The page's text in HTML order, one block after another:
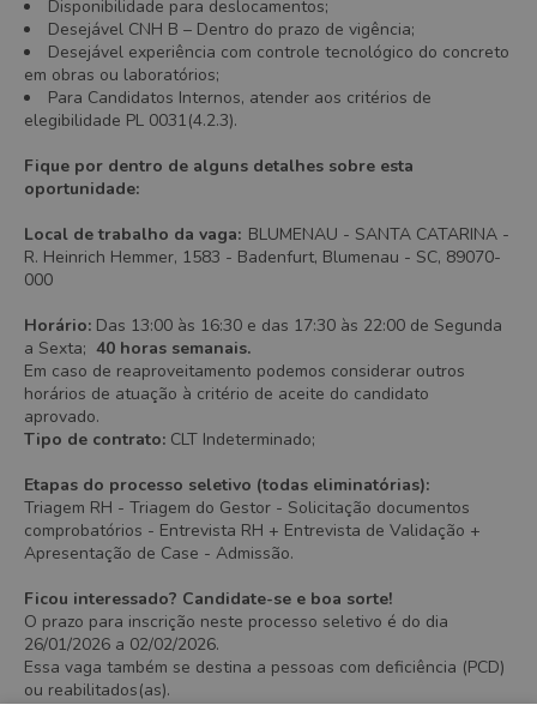
Disponibilidade para deslocamentos;
Desejável CNH B – Dentro do prazo de vigência;
Desejável experiência com controle tecnológico do concreto
em obras ou laboratórios;
Para Candidatos Internos, atender aos critérios de
elegibilidade PL 0031(4.2.3).
Fique por dentro de alguns detalhes sobre esta
oportunidade:
Local de trabalho da vaga: BLUMENAU - SANTA CATARINA -
R. Heinrich Hemmer, 1583 - Badenfurt, Blumenau - SC, 89070-
000
Horário: Das 13:00 às 16:30 e das 17:30 às 22:00 de Segunda
a Sexta; 40 horas semanais.
Em caso de reaproveitamento podemos considerar outros
horários de atuação à critério de aceite do candidato
aprovado.
Tipo de contrato: CLT Indeterminado;
Etapas do processo seletivo (todas eliminatórias):
Triagem RH - Triagem do Gestor - Solicitação documentos
comprobatórios - Entrevista RH + Entrevista de Validação +
Apresentação de Case - Admissão.
Ficou interessado? Candidate-se e boa sorte!
O prazo para inscrição neste processo seletivo é do dia
26/01/2026 a 02/02/2026.
Essa vaga também se destina a pessoas com deficiência (PCD)
ou reabilitados(as).